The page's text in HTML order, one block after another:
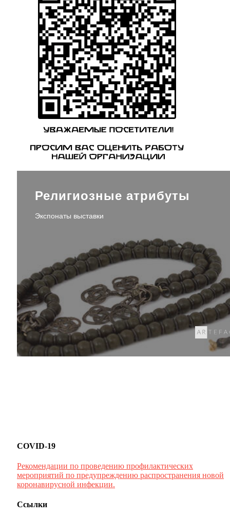
Религиозные атрибуты
Экспонаты выставки
COVID-19
Рекомендации по проведению профилактических
мероприятий по предупреждению распространения новой
коронавирусной инфекции.
Ссылки